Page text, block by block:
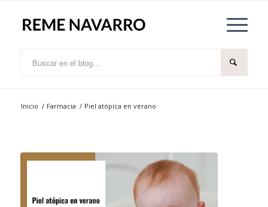
Inicio / Farmacia / Piel atópica en verano